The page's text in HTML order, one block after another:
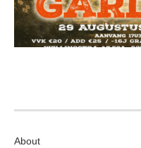
About